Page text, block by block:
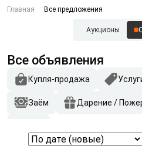
Главная Все предложения
Аукционы
Все объявления
Купля-продажа
Заём Дарение /